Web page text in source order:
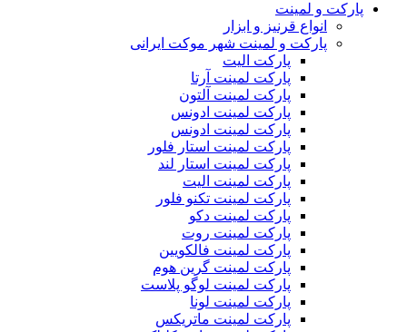
پارکت و لمینت
انواع قرنیز و ابزار
پارکت و لمینت شهر موکت ایرانی
پارکت الیت
پارکت لمینت آرتا
پارکت لمینت آلتون
پارکت لمینت ادونس
پارکت لمینت ادونس
پارکت لمینت استار فلور
پارکت لمینت استار لند
پارکت لمینت الیت
پارکت لمینت تکنو فلور
پارکت لمینت دکو
پارکت لمینت روت
پارکت لمینت فالکویین
پارکت لمینت گرین هوم
پارکت لمینت لوگو پلاست
پارکت لمینت لونا
پارکت لمینت ماتریکس